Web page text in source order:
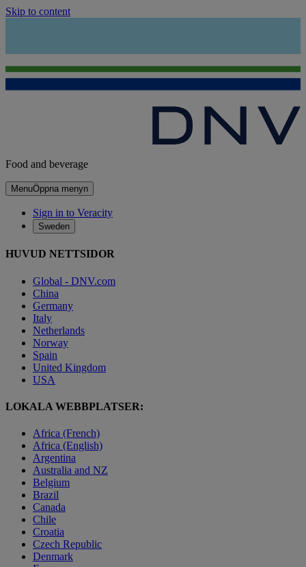
Skip to content
Food and beverage
MenuÖppna menyn
Sign in to Veracity
Sweden
HUVUD NETTSIDOR
Global - DNV.com
China
Germany
Italy
Netherlands
Norway
Spain
United Kingdom
USA
LOKALA WEBBPLATSER:
Africa (French)
Africa (English)
Argentina
Australia and NZ
Belgium
Brazil
Canada
Chile
Croatia
Czech Republic
Denmark